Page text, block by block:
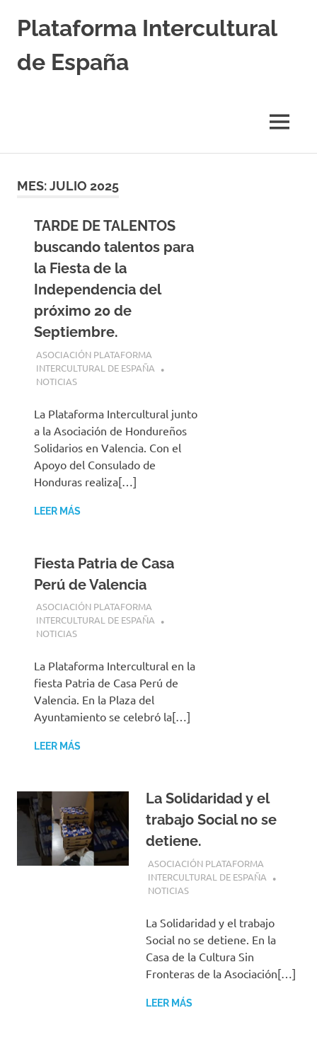
Plataforma Intercultural
de España
MENÚ
MES:JULIO 2025
TARDE DE TALENTOS
buscando talentos para
la Fiesta de la
Independencia del
próximo 20 de
Septiembre.
27 JULIO, 2025
ASOCIACIÓN PLATAFORMA
INTERCULTURAL DE ESPAÑA
NOTICIAS
La Plataforma Intercultural junto
a la Asociación de Hondureños
Solidarios en Valencia. Con el
Apoyo del Consulado de
Honduras realiza[…]
LEER MÁS
Fiesta Patria de Casa
Perú de Valencia
26 JULIO, 2025
ASOCIACIÓN PLATAFORMA
INTERCULTURAL DE ESPAÑA
NOTICIAS
La Plataforma Intercultural en la
fiesta Patria de Casa Perú de
Valencia. En la Plaza del
Ayuntamiento se celebró la[…]
LEER MÁS
La Solidaridad y el
trabajo Social no se
detiene.
25 JULIO, 2025
ASOCIACIÓN PLATAFORMA
INTERCULTURAL DE ESPAÑA
NOTICIAS
La Solidaridad y el trabajo
Social no se detiene. En la
Casa de la Cultura Sin
Fronteras de la Asociación[…]
LEER MÁS